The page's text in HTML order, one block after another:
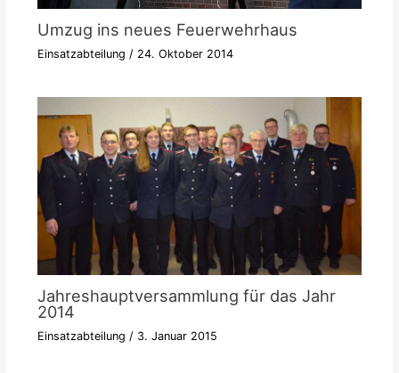
Umzug ins neues Feuerwehrhaus
Einsatzabteilung / 24. Oktober 2014
Jahreshauptversammlung für das Jahr
2014
Einsatzabteilung / 3. Januar 2015